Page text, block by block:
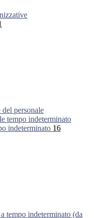
personale
tempo indeterminato
indeterminato 16
tempo indeterminato (da